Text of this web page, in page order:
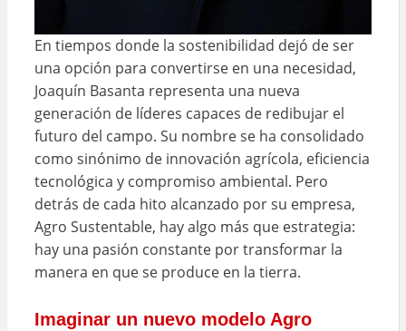
En tiempos donde la sostenibilidad dejó de ser
una opción para convertirse en una necesidad,
Joaquín Basanta representa una nueva
generación de líderes capaces de redibujar el
futuro del campo. Su nombre se ha consolidado
como sinónimo de innovación agrícola, eficiencia
tecnológica y compromiso ambiental. Pero
detrás de cada hito alcanzado por su empresa,
Agro Sustentable, hay algo más que estrategia:
hay una pasión constante por transformar la
manera en que se produce en la tierra.
Imaginar un nuevo modelo Agro